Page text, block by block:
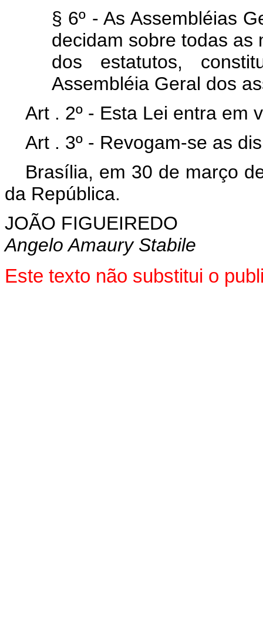
§ 6º - As Assembléias
decidam sobre todas as
dos estatutos,
Assembléia Geral dos
Art . 2º - Esta Lei entra em
Art . 3º - Revogam-se as
Brasília, em 30 de março
da República.
JOÃO FIGUEIREDO
Angelo Amaury Stabile
Este texto não substitui o